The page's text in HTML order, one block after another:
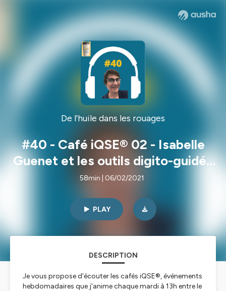
De l'huile dans les rouages
#40 - Café iQSE® 02 - Isabelle
Guenet et les outils digito-guidés
pour transformer la formation en
58min | 06/02/2021
PLAY
DESCRIPTION
Je vous propose d'écouter les cafés iQSE®, événements
hebdomadaires que j'anime chaque mardi à 13h entre le